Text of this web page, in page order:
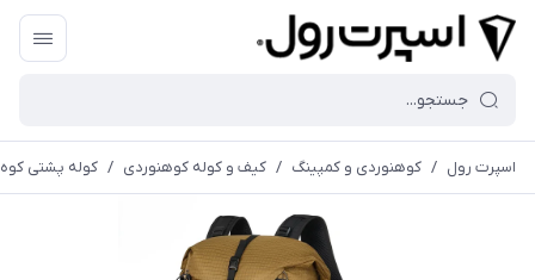
اسپرت رول / کوهنوردی و کمپینگ / کیف و کوله کوهنوردی / کوله پشتی